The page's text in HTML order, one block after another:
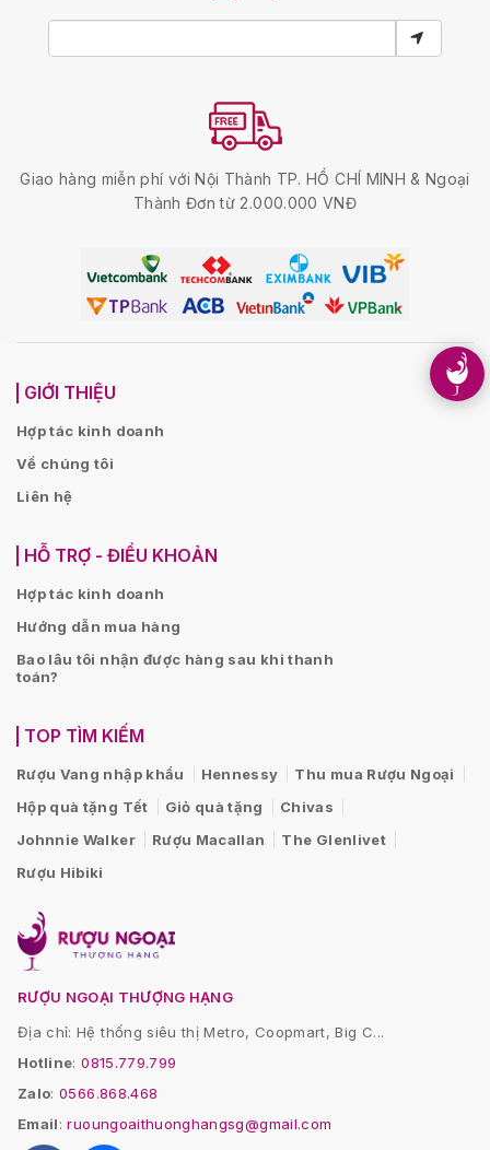
Giao hàng miễn phí với Nội Thành TP. HỒ CHÍ MINH & Ngoại
Thành Đơn từ 2.000.000 VNĐ
GIỚI THIỆU
Hợp tác kinh doanh
Về chúng tôi
Liên hệ
HỖ TRỢ - ĐIỀU KHOẢN
Hợp tác kinh doanh
Hướng dẫn mua hàng
Bao lâu tôi nhận được hàng sau khi thanh
toán?
TOP TÌM KIẾM
Rượu Vang nhập khẩu Hennessy
Thu mua Rượu Ngoại
Hộp quà tặng Tết
Giỏ quà tặng
Chivas
Johnnie Walker
Rượu Macallan
The Glenlivet
Rượu Hibiki
RƯỢU NGOẠI THƯỢNG HẠNG
Địa chỉ: Hệ thống siêu thị Metro, Coopmart, Big C...
Hotline:0815.779.799
Zalo:0566.868.468
Email:ruoungoaithuonghangsg@gmail.com